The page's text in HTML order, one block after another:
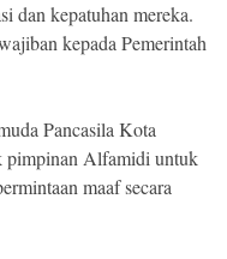
dan kepatuhan mereka.
kepada Pemerintah
Pancasila Kota
pimpinan Alfamidi untuk
maaf secara